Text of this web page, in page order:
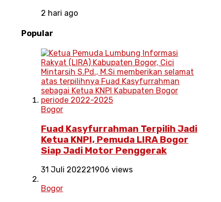
2 hari ago
Popular
Bogor
Fuad Kasyfurrahman Terpilih Jadi
Ketua KNPI, Pemuda LIRA Bogor
Siap Jadi Motor Penggerak
31 Juli 202221906 views
Bogor